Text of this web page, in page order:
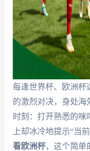
每逢世界杯、欧洲杯
的激烈对决，身处海
时刻：打开熟悉的咪
上却冰冷地提示“当
看欧洲杯，这个简单